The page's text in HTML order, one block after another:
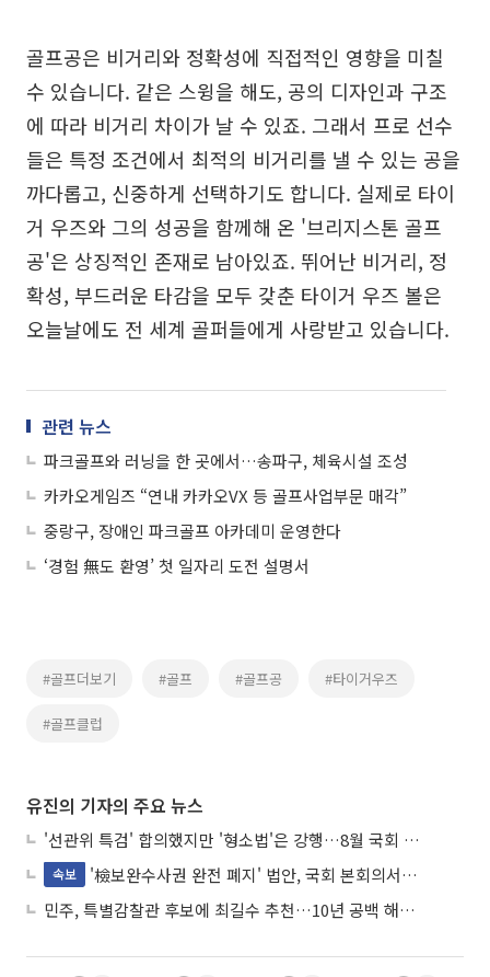
골프공은 비거리와 정확성에 직접적인 영향을 미칠
수 있습니다. 같은 스윙을 해도, 공의 디자인과 구조
에 따라 비거리 차이가 날 수 있죠. 그래서 프로 선수
들은 특정 조건에서 최적의 비거리를 낼 수 있는 공을
까다롭고, 신중하게 선택하기도 합니다. 실제로 타이
거 우즈와 그의 성공을 함께해 온 '브리지스톤 골프
공'은 상징적인 존재로 남아있죠. 뛰어난 비거리, 정
확성, 부드러운 타감을 모두 갖춘 타이거 우즈 볼은
오늘날에도 전 세계 골퍼들에게 사랑받고 있습니다.
관련 뉴스
파크골프와 러닝을 한 곳에서…송파구, 체육시설 조성
카카오게임즈 “연내 카카오VX 등 골프사업부문 매각”
중랑구, 장애인 파크골프 아카데미 운영한다
‘경험 無도 환영’ 첫 일자리 도전 설명서
#골프더보기 #골프 #골프공 #타이거우즈
#골프클럽
유진의 기자의 주요 뉴스
'선관위 특검' 합의했지만 '형소법'은 강행…8월 국회 '입법 2차전' 예고
속보
'檢보완수사권 완전 폐지' 법안, 국회 본회의서 민주당 주도 통과
민주, 특별감찰관 후보에 최길수 추천…10년 공백 해소 속도